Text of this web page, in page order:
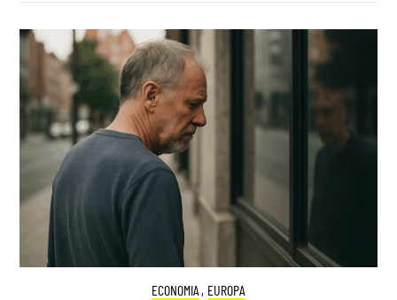
ECONOMIA , EUROPA